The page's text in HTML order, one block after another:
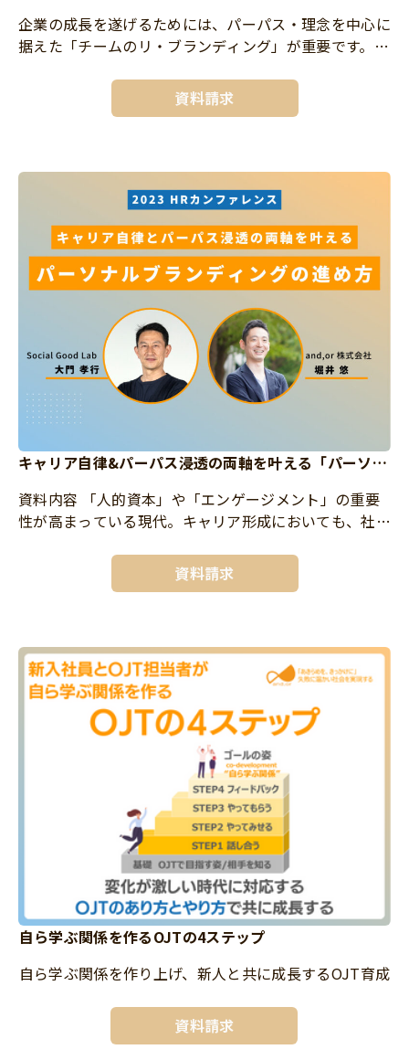
企業の成長を遂げるためには、パーパス・理念を中心に
据えた「チームのリ・ブランディング」が重要です。
ための手法として、個々の違いを新しい価値として活か
し、チーム全体のパフ […]
資料請求
キャリア自律&パーパス浸透の両軸を叶える「パーソナ
資料内容 「人的資本」や「エンゲージメント」の重要
性が高まっている現代。キャリア形成においても、社員
ス浸透施策を通して、社員のパーパスを築く支援をする
中で、多くの企業に共 […]
資料請求
自ら学ぶ関係を作るOJTの4ステップ
自ら学ぶ関係を作り上げ、新人と共に成長するOJT育成
資料請求